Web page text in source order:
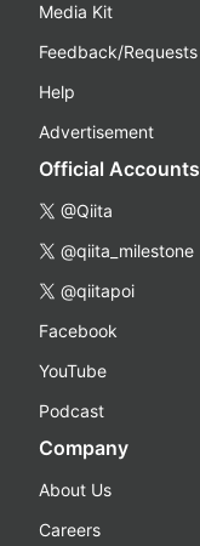
Media Kit
Feedback/Requests
Help
Advertisement
Official Accounts
@Qiita
@qiita_milestone
@qiitapoi
Facebook
YouTube
Podcast
Company
About Us
Careers